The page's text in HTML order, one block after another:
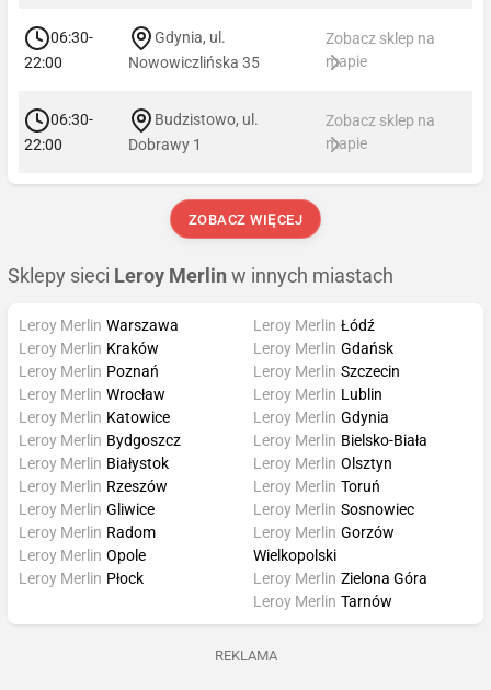
06:30-
22:00
Gdynia, ul.
Nowowiczlińska 35
Zobacz sklep na
mapie
06:30-
22:00
Budzistowo, ul.
Dobrawy 1
Zobacz sklep na
mapie
ZOBACZ WIĘCEJ
Sklepy sieci Leroy Merlin w innych miastach
Leroy Merlin Warszawa
Leroy Merlin Kraków
Leroy Merlin Poznań
Leroy Merlin Wrocław
Leroy Merlin Łódź
Leroy Merlin Gdańsk
Leroy Merlin Szczecin
Leroy Merlin Lublin
Leroy Merlin Katowice
Leroy Merlin Bydgoszcz
Leroy Merlin Białystok
Leroy Merlin Rzeszów
Leroy Merlin Gdynia
Leroy Merlin Bielsko-Biała
Leroy Merlin Olsztyn
Leroy Merlin Toruń
Leroy Merlin Gliwice
Leroy Merlin Radom
Leroy Merlin Opole
Leroy Merlin Płock
Leroy Merlin Sosnowiec
Leroy Merlin Gorzów
Wielkopolski
Leroy Merlin Zielona Góra
Leroy Merlin Tarnów
REKLAMA